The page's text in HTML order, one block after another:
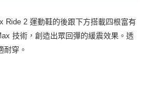
Ride 2 運動鞋的後跟下方搭載四根富有
技術，創造出眾回彈的緩震效果。透
耐穿。